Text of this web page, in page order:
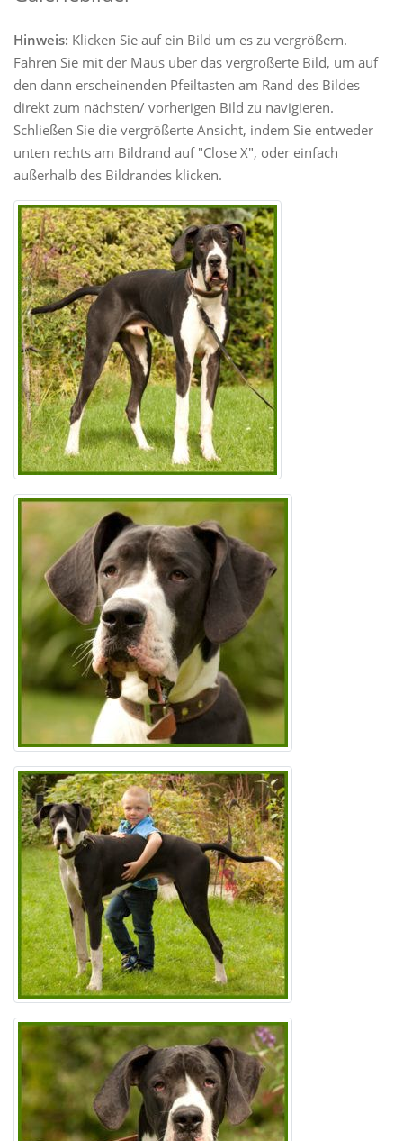
Hinweis: Klicken Sie auf ein Bild um es zu vergrößern.
Fahren Sie mit der Maus über das vergrößerte Bild, um auf
den dann erscheinenden Pfeiltasten am Rand des Bildes
direkt zum nächsten/ vorherigen Bild zu navigieren.
Schließen Sie die vergrößerte Ansicht, indem Sie entweder
unten rechts am Bildrand auf "Close X", oder einfach
außerhalb des Bildrandes klicken.